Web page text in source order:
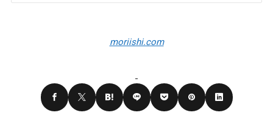
moriishi.com